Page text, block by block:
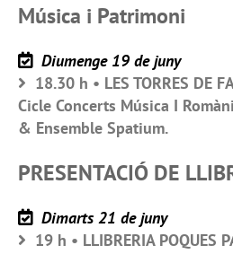
Música i Patrimoni
Diumenge 19 de juny
18.30 h • LES TORRES DE
Cicle Concerts Música I
& Ensemble Spatium.
PRESENTACIÓ DE
Dimarts 21 de juny
19 h • LLIBRERIA POQUES